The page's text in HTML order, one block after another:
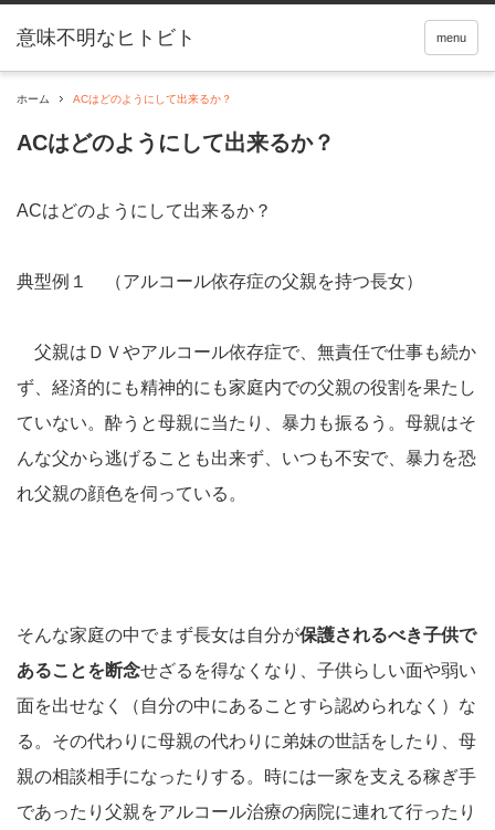
menu
ホーム ACはどのようにして出来るか？
ACはどのようにして出来るか？
ACはどのようにして出来るか？
典型例１ （アルコール依存症の父親を持つ長女）
父親はＤＶやアルコール依存症で、無責任で仕事も続か
ず、経済的にも精神的にも家庭内での父親の役割を果たし
ていない。酔うと母親に当たり、暴力も振るう。母親はそ
んな父から逃げることも出来ず、いつも不安で、暴力を恐
れ父親の顔色を伺っている。
そんな家庭の中でまず長女は自分が保護されるべき子供で
あることを断念せざるを得なくなり、子供らしい面や弱い
面を出せなく（自分の中にあることすら認められなく）な
る。その代わりに母親の代わりに弟妹の世話をしたり、母
親の相談相手になったりする。時には一家を支える稼ぎ手
であったり父親をアルコール治療の病院に連れて行ったり